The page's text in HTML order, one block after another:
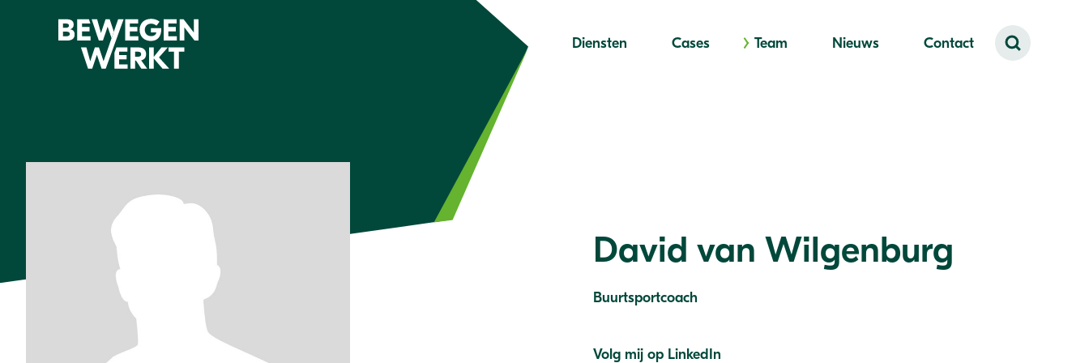
Diensten Cases Team Nieuws Contact
David van Wilgenburg
Buurtsportcoach
Volg mij op LinkedIn